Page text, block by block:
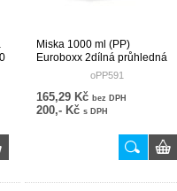
Miska 1000 ml (PP)
Euroboxx 2dílná průhledná
186 x 133 mm [50 ks]
oPP591
165,29 Kč bez DPH
200,- Kč s DPH